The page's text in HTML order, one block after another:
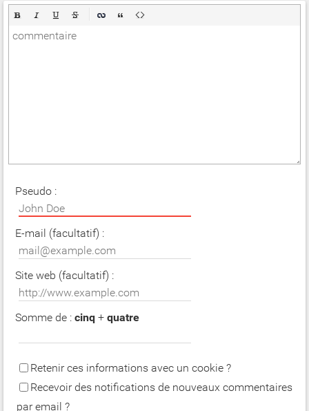
Pseudo :
E-mail (facultatif) :
Site web (facultatif) :
Somme de : cinq + quatre
Retenir ces informations avec un cookie ?
Recevoir des notifications de nouveaux commentaires
par email ?